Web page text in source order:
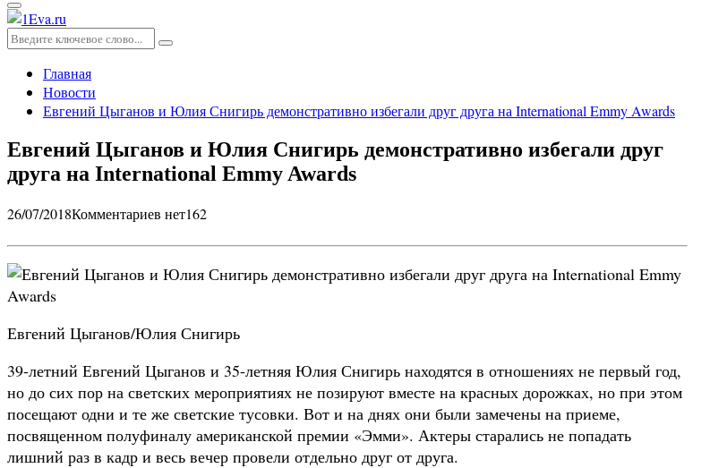
Основное
меню
Искать:
Поиск
Главная
Новости
Евгений Цыганов и Юлия Снигирь демонстративно избегали друг друга на International Emmy Awards
Евгений Цыганов и Юлия Снигирь демонстративно избегали друг
друга на International Emmy Awards
26/07/2018Комментариев нет162
Евгений Цыганов/Юлия Снигирь
39-летний Евгений Цыганов и 35-летняя Юлия Снигирь находятся в отношениях не первый год,
но до сих пор на светских мероприятиях не позируют вместе на красных дорожках, но при этом
посещают одни и те же светские тусовки. Вот и на днях они были замечены на приеме,
посвященном полуфиналу американской премии «Эмми». Актеры старались не попадать
лишний раз в кадр и весь вечер провели отдельно друг от друга.